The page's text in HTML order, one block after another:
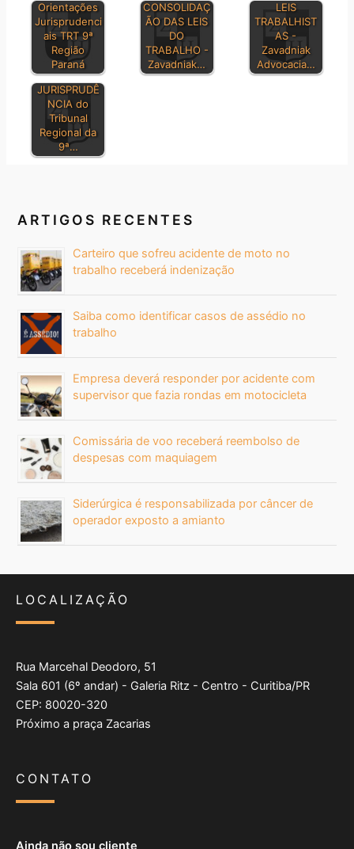
Orientações
Jurisprudenci
ais TRT 9ª
Região
Paraná
CONSOLIDAÇ
ÃO DAS LEIS
DO
TRABALHO -
Zavadniak…
LEIS
TRABALHIST
AS -
Zavadniak
Advocacia…
BOLETIM DE
JURISPRUDÊ
NCIA do
Tribunal
Regional da
9ª…
ARTIGOS RECENTES
Carteiro que sofreu acidente de moto no
trabalho receberá indenização
Saiba como identificar casos de assédio no
trabalho
Empresa deverá responder por acidente com
supervisor que fazia rondas em motocicleta
Comissária de voo receberá reembolso de
despesas com maquiagem
Siderúrgica é responsabilizada por câncer de
operador exposto a amianto
LOCALIZAÇÃO
Rua Marcehal Deodoro, 51
Sala 601 (6º andar) - Galeria Ritz - Centro - Curitiba/PR
CEP: 80020-320
Próximo a praça Zacarias
CONTATO